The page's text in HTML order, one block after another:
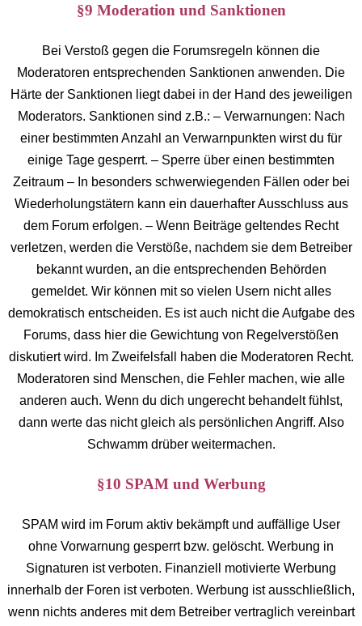
§9 Moderation und Sanktionen
Bei Verstoß gegen die Forumsregeln können die
Moderatoren entsprechenden Sanktionen anwenden. Die
Härte der Sanktionen liegt dabei in der Hand des jeweiligen
Moderators. Sanktionen sind z.B.: – Verwarnungen: Nach
einer bestimmten Anzahl an Verwarnpunkten wirst du für
einige Tage gesperrt. – Sperre über einen bestimmten
Zeitraum – In besonders schwerwiegenden Fällen oder bei
Wiederholungstätern kann ein dauerhafter Ausschluss aus
dem Forum erfolgen. – Wenn Beiträge geltendes Recht
verletzen, werden die Verstöße, nachdem sie dem Betreiber
bekannt wurden, an die entsprechenden Behörden
gemeldet. Wir können mit so vielen Usern nicht alles
demokratisch entscheiden. Es ist auch nicht die Aufgabe des
Forums, dass hier die Gewichtung von Regelverstößen
diskutiert wird. Im Zweifelsfall haben die Moderatoren Recht.
Moderatoren sind Menschen, die Fehler machen, wie alle
anderen auch. Wenn du dich ungerecht behandelt fühlst,
dann werte das nicht gleich als persönlichen Angriff. Also
Schwamm drüber weitermachen.
§10 SPAM und Werbung
SPAM wird im Forum aktiv bekämpft und auffällige User
ohne Vorwarnung gesperrt bzw. gelöscht. Werbung in
Signaturen ist verboten. Finanziell motivierte Werbung
innerhalb der Foren ist verboten. Werbung ist ausschließlich,
wenn nichts anderes mit dem Betreiber vertraglich vereinbart